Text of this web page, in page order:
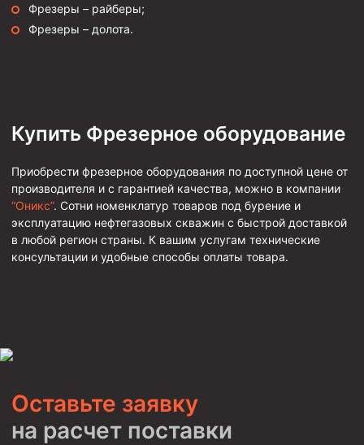
Обурочный комплекс ОК
Фрезеры стартово-оконные
Печати свинцовые
Калибраторы расширители
Фрезеры Барракуда
Фрезеры пилотные
Клинья — отклонители
Метчики ловильные
Фрезеры – райберы;
Фрезеры – долота.
Купить Фрезерное оборудование
Приобрести фрезерное оборудования по доступной цене от
производителя и с гарантией качества, можно в компании
“Оникс”. Сотни номенклатур товаров под бурение и
эксплуатацию нефтегазовых скважин с быстрой доставкой
в любой регион страны. К вашим услугам технические
консультации и удобные способы оплаты товара.
Оставьте заявку
на расчет поставки